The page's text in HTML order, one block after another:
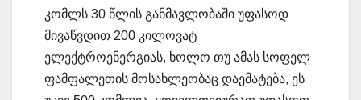
კომლს 30 წლის განმავლობაში უფასოდ
მივაწვდით 200 კილოვატ
ელექტროენერგიას, ხოლო თუ ამას სოფელ
ფამფალეთის მოსახლეობაც დაემატება, ეს